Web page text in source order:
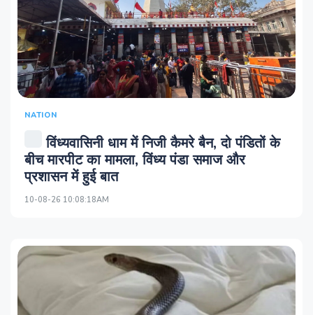
NATION
विंध्यवासिनी धाम में निजी कैमरे बैन, दो पंडितों के
बीच मारपीट का मामला, विंध्य पंडा समाज और
प्रशासन में हुई बात
10-08-26 10:08:18AM